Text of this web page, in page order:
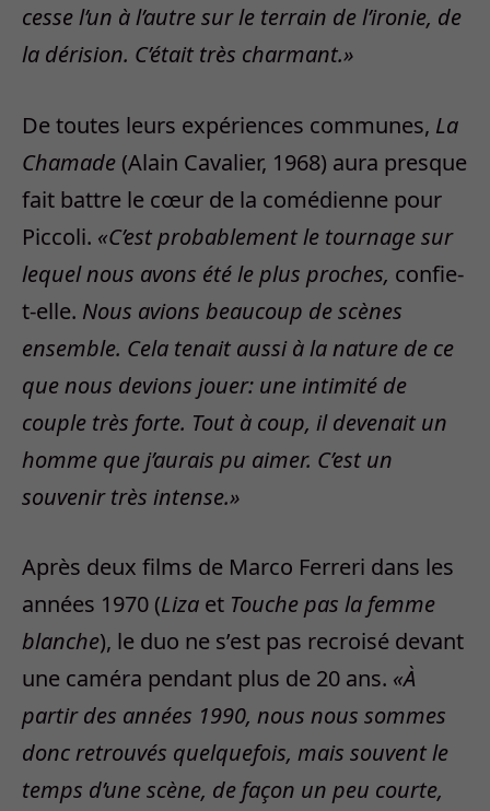
cesse l’un à l’autre sur le terrain de l’ironie, de
la dérision. C’était très charmant.»
De toutes leurs expériences communes, La
Chamade (Alain Cavalier, 1968) aura presque
fait battre le cœur de la comédienne pour
Piccoli. «C’est probablement le tournage sur
lequel nous avons été le plus proches, confie-
t-elle. Nous avions beaucoup de scènes
ensemble. Cela tenait aussi à la nature de ce
que nous devions jouer: une intimité de
couple très forte. Tout à coup, il devenait un
homme que j’aurais pu aimer. C’est un
souvenir très intense.»
Après deux films de Marco Ferreri dans les
années 1970 (Liza et Touche pas la femme
blanche), le duo ne s’est pas recroisé devant
une caméra pendant plus de 20 ans. «À
partir des années 1990, nous nous sommes
donc retrouvés quelquefois, mais souvent le
temps d’une scène, de façon un peu courte,